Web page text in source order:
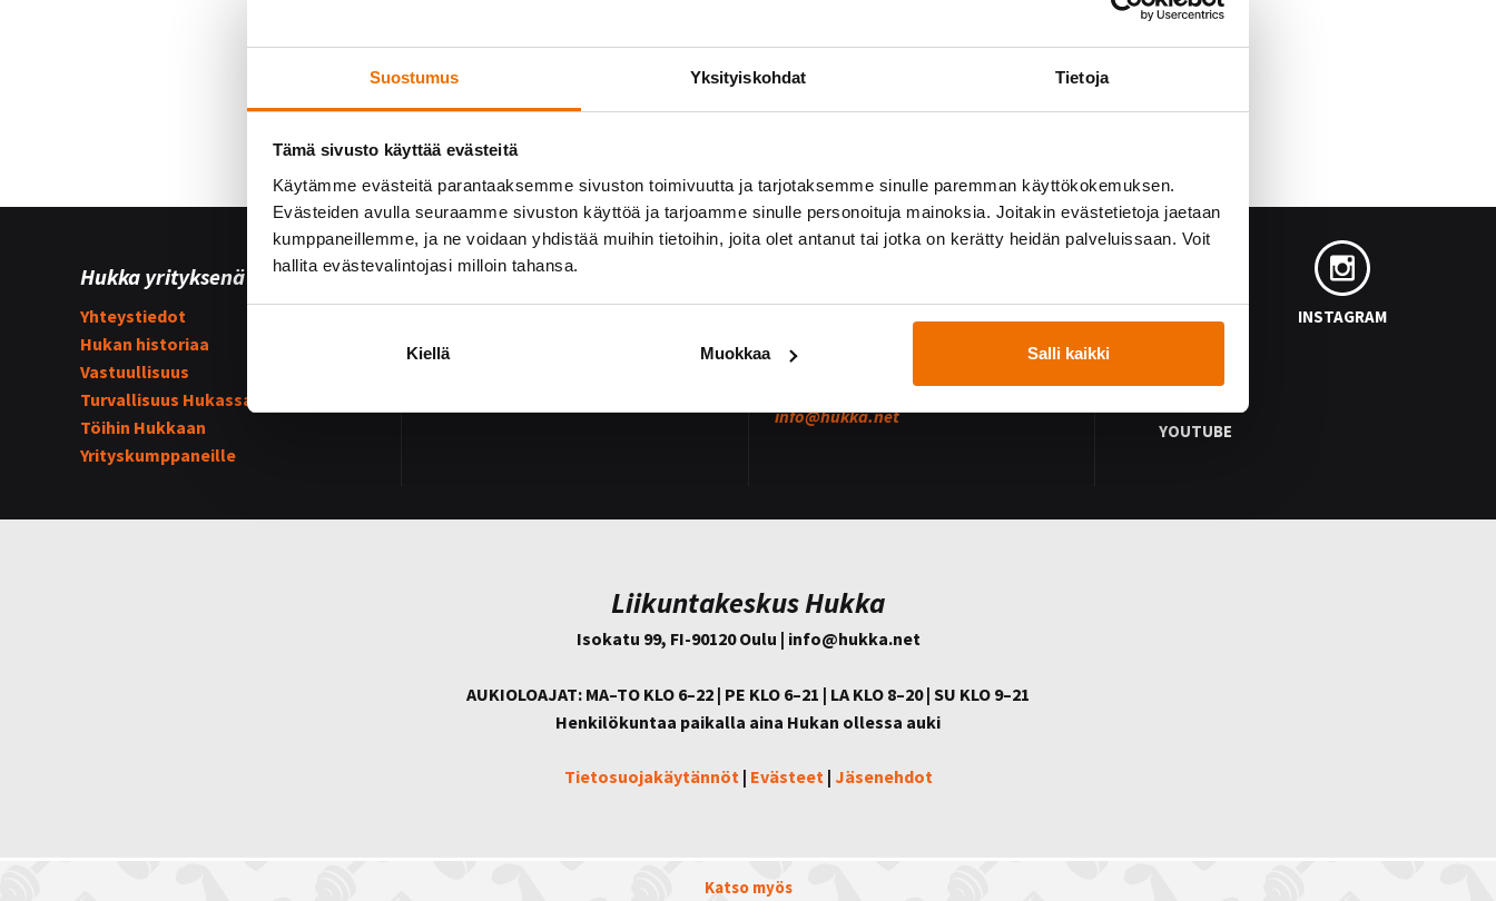
Suostumus Yksityiskohdat Tietoja
Tämä sivusto käyttää evästeitä
Käytämme evästeitä parantaaksemme sivuston toimivuutta ja tarjotaksemme sinulle paremman käyttökokemuksen.
Evästeiden avulla seuraamme sivuston käyttöä ja tarjoamme sinulle personoituja mainoksia. Joitakin evästetietoja jaetaan
kumppaneillemme, ja ne voidaan yhdistää muihin tietoihin, joita olet antanut tai jotka on kerätty heidän palveluissaan. Voit
hallita evästevalintojasi milloin tahansa.
Kiellä Muokkaa Salli kaikki
Hukka yrityksenä
Yhteystiedot
Hukan historiaa
Vastuullisuus
Turvallisuus Hukassa
Töihin Hukkaan
Yrityskumppaneille
Yhteistyössä
Kummijoukkueet
info@hukka.net
FACEBOOK INSTAGRAM
YOUTUBE
Liikuntakeskus Hukka
Isokatu 99, FI-90120 Oulu | info@hukka.net
AUKIOLOAJAT: MA–TO KLO 6–22 | PE KLO 6–21 | LA KLO 8–20 | SU KLO 9–21
Henkilökuntaa paikalla aina Hukan ollessa auki
Tietosuojakäytännöt | Evästeet | Jäsenehdot
Katso myös